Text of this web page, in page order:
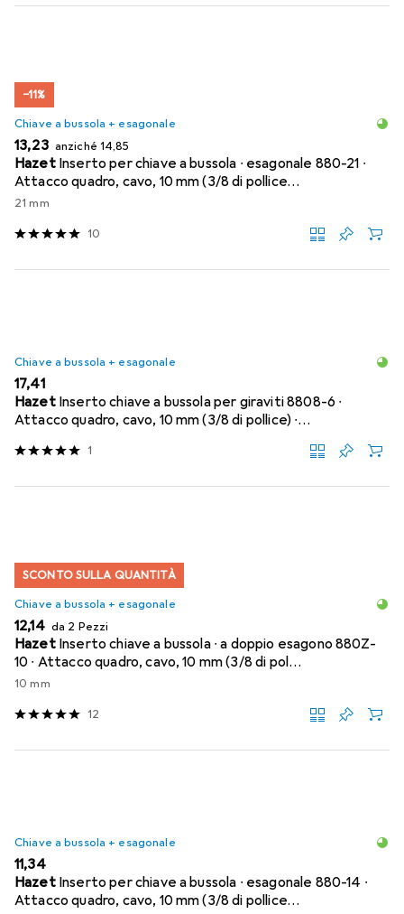
−11%
Chiave a bussola + esagonale
EUR
13,23 anziché EUR
14,85
Hazet Inserto per chiave a bussola ∙ esagonale 880-21 ∙
Attacco quadro, cavo, 10 mm (3/8 di pollice…
21 mm
10
Chiave a bussola + esagonale
EUR
17,41
Hazet Inserto chiave a bussola per giraviti 8808-6 ∙
Attacco quadro, cavo, 10 mm (3/8 di pollice) ∙…
1
SCONTO SULLA QUANTITÀ
Chiave a bussola + esagonale
EUR
12,14 da 2 Pezzi
Hazet Inserto chiave a bussola ∙ a doppio esagono 880Z-
10 ∙ Attacco quadro, cavo, 10 mm (3/8 di pol…
10 mm
12
Chiave a bussola + esagonale
EUR
11,34
Hazet Inserto per chiave a bussola ∙ esagonale 880-14 ∙
Attacco quadro, cavo, 10 mm (3/8 di pollice…